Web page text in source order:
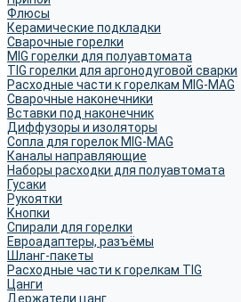
Флюсы
Керамические подкладки
Сварочные горелки
MIG горелки для полуавтомата
TIG горелки для аргонодуговой сварки
Расходные части к горелкам MIG-MAG
Сварочные наконечники
Вставки под наконечник
Диффузоры и изоляторы
Сопла для горелок MIG-MAG
Каналы направляющие
Наборы расходки для полуавтомата
Гусаки
Рукоятки
Кнопки
Спирали для горелки
Евроадаптеры, разъёмы
Шланг-пакеты
Расходные части к горелкам TIG
Цанги
Держатели цанг